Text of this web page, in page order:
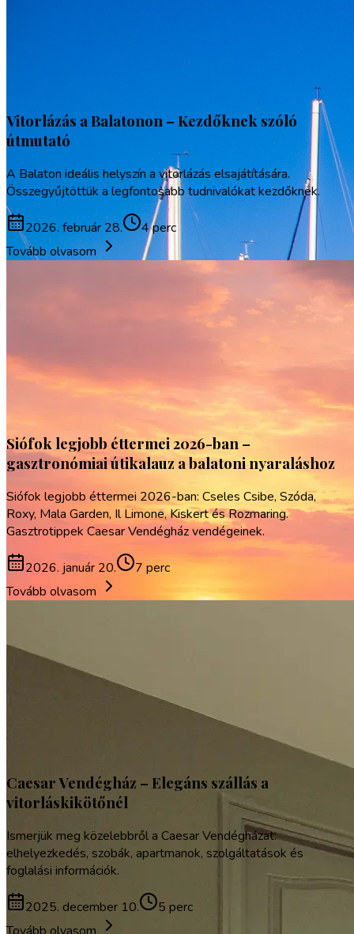
Vitorlázás a Balatonon – Kezdőknek szóló
útmutató
A Balaton ideális helyszín a vitorlázás elsajátítására.
Összegyűjtöttük a legfontosabb tudnivalókat kezdőknek.
2026. február 28.
4 perc
Tovább olvasom
Siófok legjobb éttermei 2026-ban –
gasztronómiai útikalauz a balatoni nyaraláshoz
Siófok legjobb éttermei 2026-ban: Cseles Csibe, Szóda,
Roxy, Mala Garden, Il Limone, Kiskert és Rozmaring.
Gasztrotippek Caesar Vendégház vendégeinek.
2026. január 20.
7 perc
Tovább olvasom
Caesar Vendégház – Elegáns szállás a
vitorláskikötőnél
Ismerjük meg közelebbről a Caesar Vendégházat:
elhelyezkedés, szobák, apartmanok, szolgáltatások és
foglalási információk.
2025. december 10.
5 perc